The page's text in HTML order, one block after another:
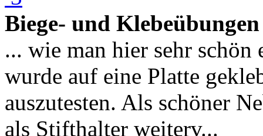
Biege- und
... wie man hier sehr schön
wurde auf eine Platte
auszutesten. Als schöner
als Stifthalter weiterv...